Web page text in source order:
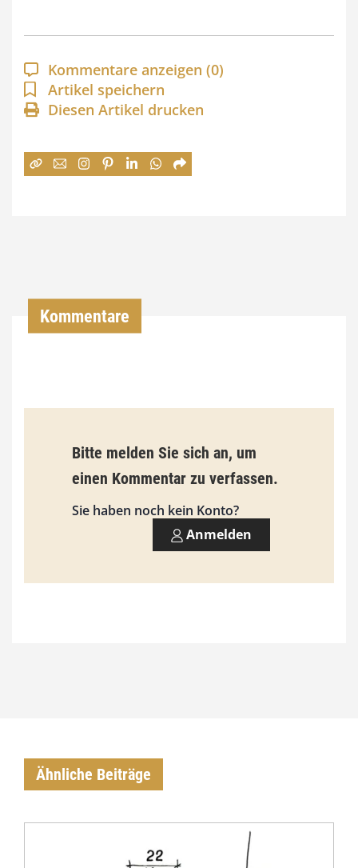
p
a
n
n
:
9
3
0
0
Kommentare anzeigen (0)
Artikel speichern
Diesen Artikel drucken
Kommentare
Bitte melden Sie sich an, um
einen Kommentar zu verfassen.
Sie haben noch kein Konto?
Anmelden
Ähnliche Beiträge